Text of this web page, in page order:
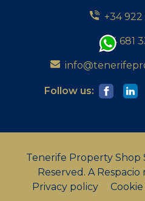
+34 922
+34 681
Follow us:
Tenerife Property Shop
Reserved. A
Privacy policy